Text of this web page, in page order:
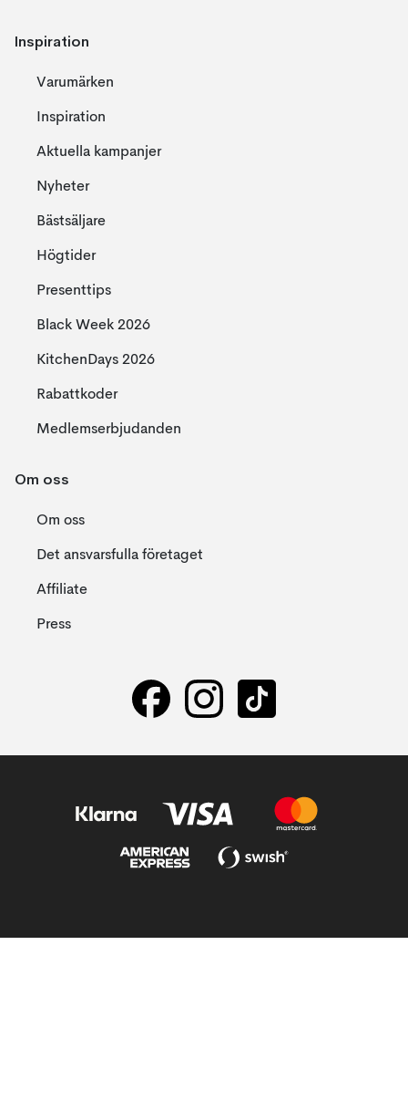
Inspiration
Varumärken
Inspiration
Aktuella kampanjer
Nyheter
Bästsäljare
Högtider
Presenttips
Black Week 2026
KitchenDays 2026
Rabattkoder
Medlemserbjudanden
Om oss
Om oss
Det ansvarsfulla företaget
Affiliate
Press